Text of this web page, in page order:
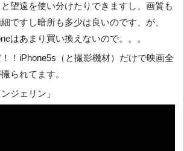
望遠を使い分けたりできますし、画質も
ですし暗所も多少は良いのです、が、
はあまり買い換えないので。。。
！iPhone5s（と撮影機材）だけで映画全
られてます。
ンジェリン」